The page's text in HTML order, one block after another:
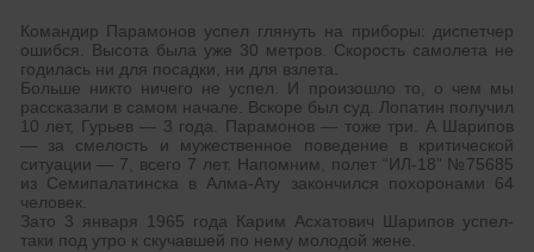
Командир Парамонов успел глянуть на приборы: диспетчер
ошибся. Высота была уже 30 метров. Скорость самолета не
годилась ни для посадки, ни для взлета.
Больше никто ничего не успел. И произошло то, о чем мы
рассказали в самом начале. Вскоре был суд. Лопатин получил
10 лет, Гурьев — 3 года. Парамонов — тоже три. А Шарипов
— за смелость и мужественное поведение в критической
ситуации — 7, всего 7 лет. Напомним, полет “ИЛ-18” №75685
из Семипалатинска в Алма-Ату закончился похоронами 64
человек.
Зато 3 января 1965 года Карим Асхатович Шарипов успел-
таки под утро к скучавшей по нему молодой жене.